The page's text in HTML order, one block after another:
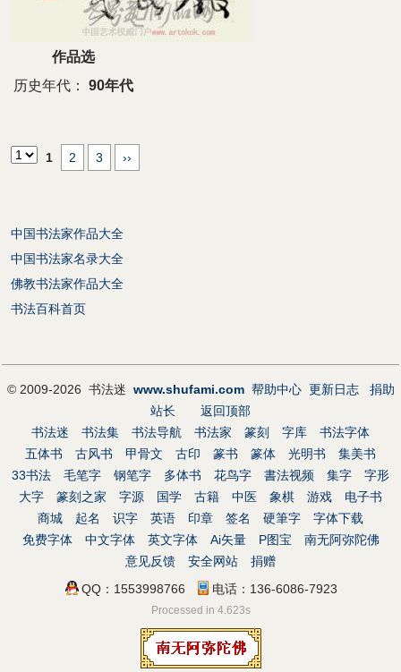
作品选
历史年代：
90年代
1 2 3 ››
中国书法家作品大全
中国书法家名录大全
佛教书法家作品大全
书法百科首页
© 2009-2026 书法迷 www.shufami.com 帮助中心 更新日志
捐助
站长
返回顶部
书法迷
书法集 书法导航 书法家 篆刻 字库
书法字体
五体书
古风书 甲骨文 古印 篆书 篆体 光明书
集美书
33书法
毛笔字 钢笔字 多体书 花鸟字 書法视频 集字
字形
大字
篆刻之家 字源 国学 古籍 中医 象棋 游戏
电子书
商城
起名 识字 英语 印章 签名 硬筆字
字体下载
免费字体
中文字体 英文字体 Ai矢量 P图宝
南无阿弥陀佛
意见反馈
安全网站
捐赠
QQ：1553998766
电话：136-6086-7923
Processed in 4.623s